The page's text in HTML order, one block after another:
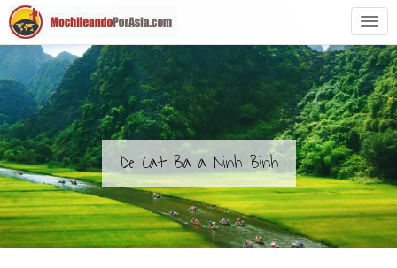
Preparación
Países de Asia
Rutas de mochileros
Vuelos a Asia
Blogs
De Cat Ba a Ninh Binh